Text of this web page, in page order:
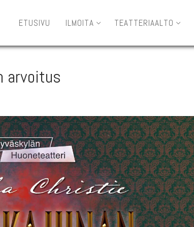
ETUSIVU ILMOITA TEATTERIAALTO
arvoitus